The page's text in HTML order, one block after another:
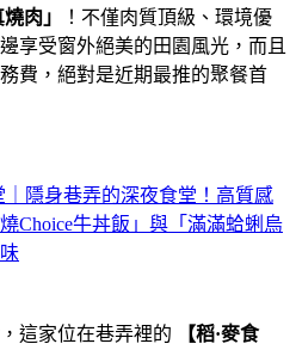
燒肉」
！不僅肉質頂級、環境優
享受窗外絕美的田園風光，而且
費，絕對是近期最推的聚餐首
｜隱身巷弄的深夜食堂！高質感
Choice牛丼飯」與「滿滿蛤蜊烏
這家位在巷弄裡的
【稻·麥食